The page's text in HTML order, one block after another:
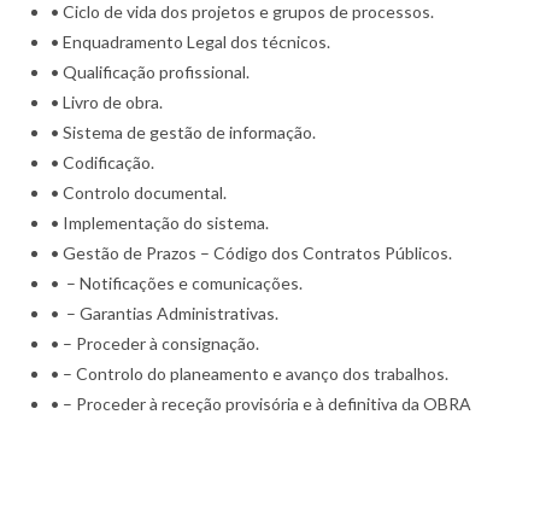
• Ciclo de vida dos projetos e grupos de processos.
• Enquadramento Legal dos técnicos.
• Qualificação profissional.
• Livro de obra.
• Sistema de gestão de informação.
• Codificação.
• Controlo documental.
• Implementação do sistema.
• Gestão de Prazos – Código dos Contratos Públicos.
• – Notificações e comunicações.
• – Garantias Administrativas.
• – Proceder à consignação.
• – Controlo do planeamento e avanço dos trabalhos.
• – Proceder à receção provisória e à definitiva da OBRA